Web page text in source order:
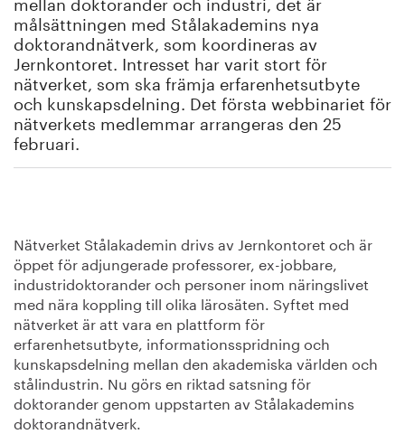
Vi tycker
Publicerat
Bildbank
Om oss
målsättningen med Stålakademins nya
doktorandnätverk, som koordineras av
Jernkontoret. Intresset har varit stort för
nätverket, som ska främja erfarenhetsutbyte
och kunskapsdelning. Det första webbinariet för
nätverkets medlemmar arrangeras den 25
februari.
Nätverket Stålakademin drivs av Jernkontoret och är
öppet för adjungerade professorer, ex-jobbare,
industridoktorander och personer inom näringslivet
med nära koppling till olika lärosäten. Syftet med
nätverket är att vara en plattform för
erfarenhetsutbyte, informationsspridning och
kunskapsdelning mellan den akademiska världen och
stålindustrin. Nu görs en riktad satsning för
doktorander genom uppstarten av Stålakademins
doktorandnätverk.